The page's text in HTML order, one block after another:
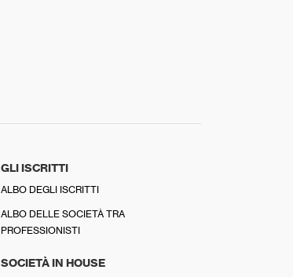
GLI ISCRITTI
ALBO DEGLI ISCRITTI
ALBO DELLE SOCIETÀ TRA
PROFESSIONISTI
SOCIETÀ IN HOUSE